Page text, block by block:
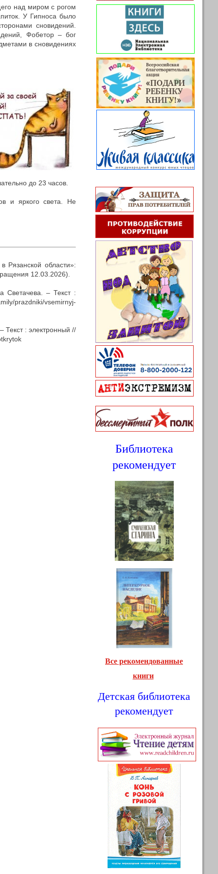
над миром с рогом
У Гипноса было
сновидений.
Фобетор – бог
в сновидениях
до 23 часов.
и яркого света. Не
Рязанской области»:
12.03.2026).
Светачева. – Текст :
prazdniki/vsemirnyj-
Текст : электронный //
Библиотека
рекомендует
Все рекомендованные
книги
Детская библиотека
рекомендует